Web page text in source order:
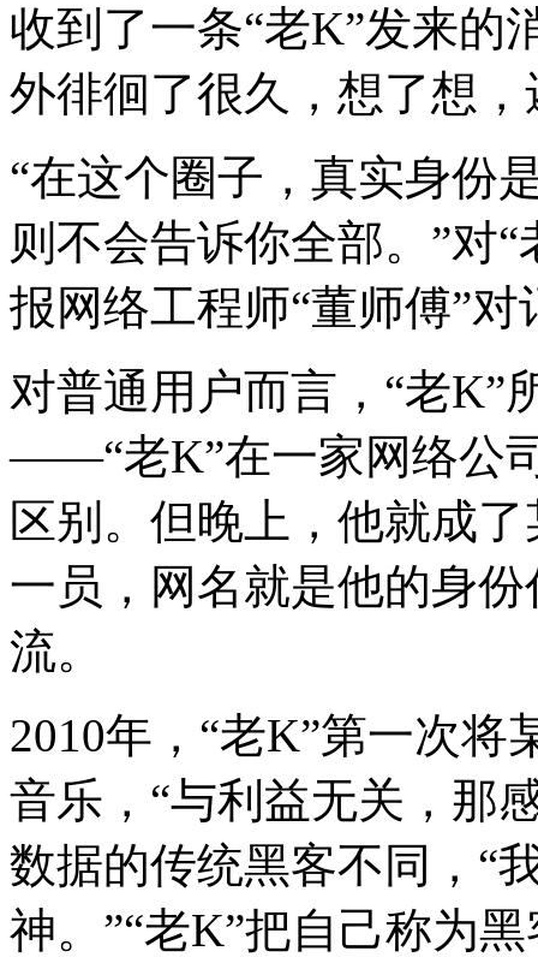
收到了一条“老K”发来的
外徘徊了很久，想了想
“在这个圈子，真实身份
则不会告诉你全部。”对
报网络工程师“董师傅”对
对普通用户而言，“老K”
——“老K”在一家网络公
区别。但晚上，他就成
一员，网名就是他的身
流。
2010年，“老K”第一次
音乐，“与利益无关，那
数据的传统黑客不同，“
神。”“老K”把自己称为